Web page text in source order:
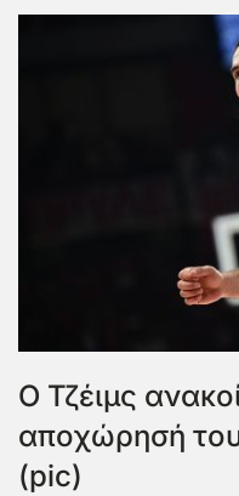
Ο Τζέιμς
αποχώρησή
(pic)